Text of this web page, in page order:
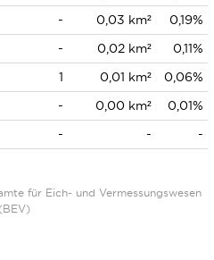
- 0,03 km²
0,19%
- 0,02 km²
0,11%
1 0,01 km²
0,06%
- 0,00 km²
0,01%
- - -
für Eich- und Vermessungswesen
(BEV)